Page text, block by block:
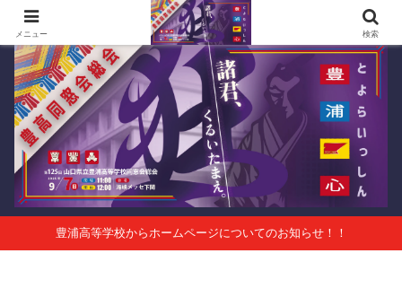
第125回山口県立豊浦高等学校同窓会総会 会報Vol.63
豊浦高等学校からホームページについてのお知らせ！！
メニュー 検索